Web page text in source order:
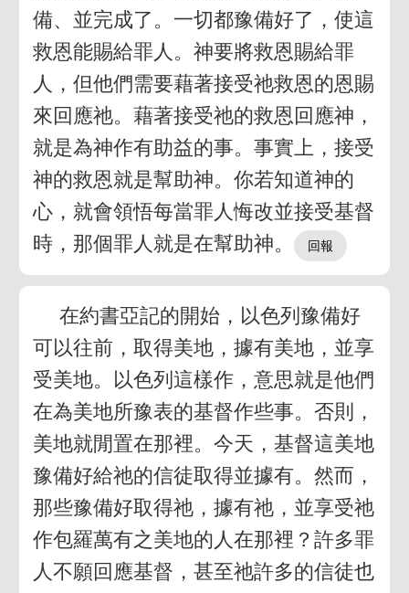
備、並完成了。一切都豫備好了，使這
救恩能賜給罪人。神要將救恩賜給罪
人，但他們需要藉著接受祂救恩的恩賜
來回應祂。藉著接受祂的救恩回應神，
就是為神作有助益的事。事實上，接受
神的救恩就是幫助神。你若知道神的
心，就會領悟每當罪人悔改並接受基督
時，那個罪人就是在幫助神。
在約書亞記的開始，以色列豫備好
可以往前，取得美地，據有美地，並享
受美地。以色列這樣作，意思就是他們
在為美地所豫表的基督作些事。否則，
美地就閒置在那裡。今天，基督這美地
豫備好給祂的信徒取得並據有。然而，
那些豫備好取得祂，據有祂，並享受祂
作包羅萬有之美地的人在那裡？許多罪
人不願回應基督，甚至祂許多的信徒也